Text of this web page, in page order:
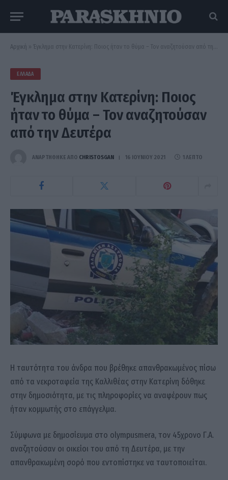
Αρχική » Έγκλημα στην Κατερίνη: Ποιος ήταν το θύμα – Τον αναζητούσαν από την Δευτέρα
ΕΛΛΆΔΑ
Έγκλημα στην Κατερίνη: Ποιος
ήταν το θύμα – Τον αναζητούσαν
από την Δευτέρα
ΑΝΑΡΤΗΘΗΚΕ ΑΠΟ CHRISTOSGAN 16 ΙΟΥΝΊΟΥ 2021 1 ΛΕΠΤΌ
Η ταυτότητα του άνδρα που βρέθηκε απανθρακωμένος πίσω
από τα νεκροταφεία της Καλλιθέας στην Κατερίνη δόθηκε
στην δημοσιότητα, με τις πληροφορίες να αναφέρουν πως
ήταν κομμωτής στο επάγγελμα.
Σύμφωνα με δημοσίευμα στο olympusmera, τον 45χρονο Γ.Α.
αναζητούσαν οι οικείοι του από τη Δευτέρα, με την
απανθρακωμένη σορό που εντοπίστηκε να ταυτοποιείται.